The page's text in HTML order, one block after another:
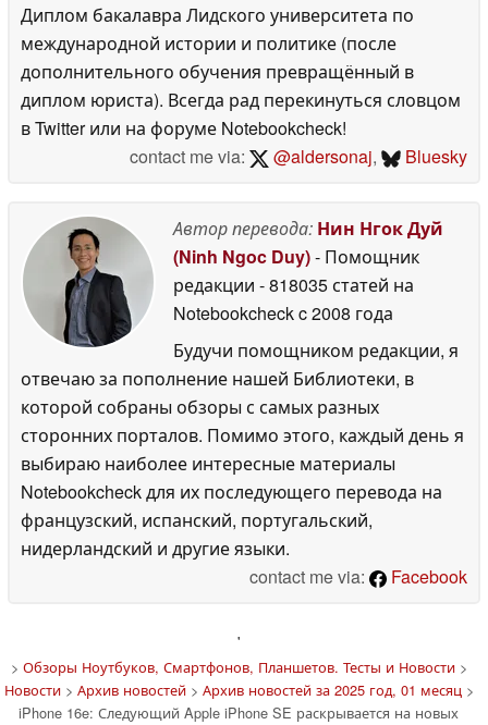
Диплом бакалавра Лидского университета по
международной истории и политике (после
дополнительного обучения превращённый в
диплом юриста). Всегда рад перекинуться словцом
в Twitter или на форуме Notebookcheck!
contact me via:
@aldersonaj, Bluesky
Автор перевода: Нин Нгок Дуй
(Ninh Ngoc Duy)- Помощник
редакции - 818035 статей на
Notebookcheckc 2008 года
Будучи помощником редакции, я
отвечаю за пополнение нашей Библиотеки, в
которой собраны обзоры с самых разных
сторонних порталов. Помимо этого, каждый день я
выбираю наиболее интересные материалы
Notebookcheck для их последующего перевода на
французский, испанский, португальский,
нидерландский и другие языки.
contact me via:
Facebook
'
> Обзоры Ноутбуков, Смартфонов, Планшетов. Тесты и Новости>
Новости> Архив новостей> Архив новостей за 2025 год, 01 месяц >
iPhone 16e: Следующий Apple iPhone SE раскрывается на новых